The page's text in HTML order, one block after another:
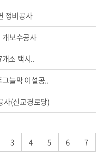
정비공사
개보수공사
소 택시..
늘막 이설공..
사(신교경로당)
3 4 5 6 7